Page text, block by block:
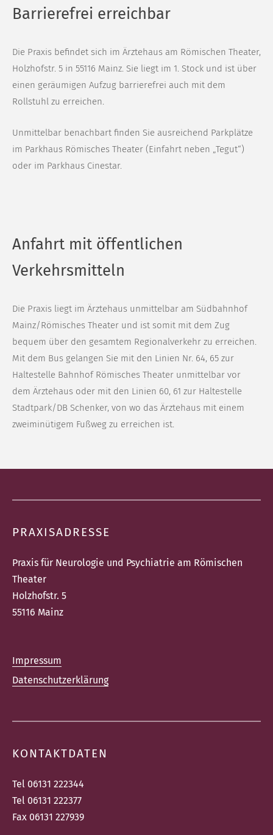
Barrierefrei erreichbar
Die Praxis befindet sich im Ärztehaus am Römischen Theater,
Holzhofstr. 5 in 55116 Mainz. Sie liegt im 1. Stock und ist über
einen geräumigen Aufzug barrierefrei auch mit dem
Rollstuhl zu erreichen.
Unmittelbar benachbart finden Sie ausreichend Parkplätze
im Parkhaus Römisches Theater (Einfahrt neben „Tegut“)
oder im Parkhaus Cinestar.
Anfahrt mit öffentlichen
Verkehrsmitteln
Die Praxis liegt im Ärztehaus unmittelbar am Südbahnhof
Mainz/Römisches Theater und ist somit mit dem Zug
bequem über den gesamtem Regionalverkehr zu erreichen.
Mit dem Bus gelangen Sie mit den Linien Nr. 64, 65 zur
Haltestelle Bahnhof Römisches Theater unmittelbar vor
dem Ärztehaus oder mit den Linien 60, 61 zur Haltestelle
Stadtpark/DB Schenker, von wo das Ärztehaus mit einem
zweiminütigem Fußweg zu erreichen ist.
PRAXISADRESSE
Praxis für Neurologie und Psychiatrie am Römischen
Theater
Holzhofstr. 5
55116 Mainz
Impressum
Datenschutzerklärung
KONTAKTDATEN
Tel 06131 222344‎
Tel 06131 222377‎
Fax 06131 227939‎